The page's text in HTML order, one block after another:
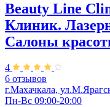
Beauty Line
Клиник.
Салоны
4
6 отзывов
г.Махачкала,
Пн-Вс 09:00-20:00